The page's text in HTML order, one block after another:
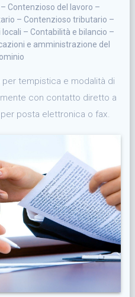
Contenzioso del lavoro –
– Contenzioso tributario –
– Contabilità e bilancio –
e amministrazione del
tempistica e modalità di
con contatto diretto a
posta elettronica o fax.